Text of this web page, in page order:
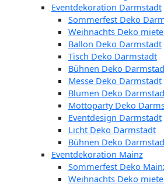
Eventdekoration Darmstadt
Sommerfest Deko
Weihnachts Deko
Ballon Deko Darmstadt
Tisch Deko Darmstadt
Bühnen Deko
Messe Deko Darmstadt
Blumen Deko
Mottoparty Deko
Eventdesign Darmstadt
Licht Deko Darmstadt
Bühnen Deko
Eventdekoration Mainz
Sommerfest Deko
Weihnachts Deko